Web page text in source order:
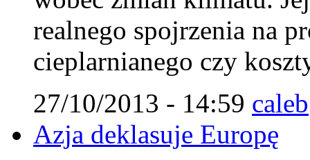
realnego spojrzenia na
cieplarnianego czy
27/10/2013 - 14:59 caleb
Azja deklasuje Europę